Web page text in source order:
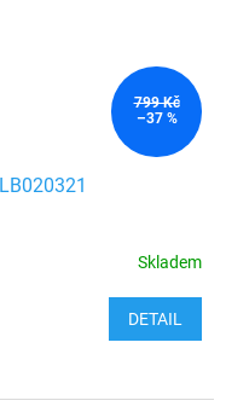
799 Kč
–37 %
Skladem
DETAIL